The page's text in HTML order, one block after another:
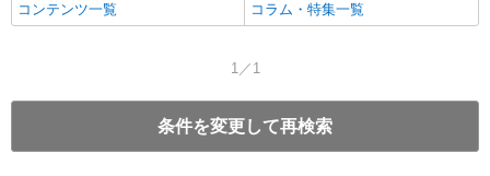
コンテンツ一覧
コラム・特集一覧
1／1
条件を変更して再検索